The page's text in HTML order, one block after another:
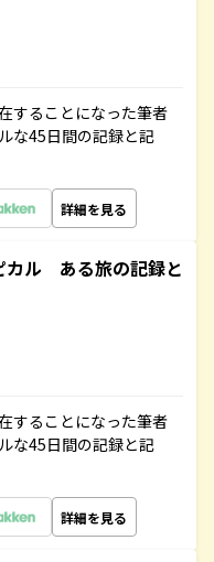
することになった筆者
な45日間の記録と記
詳細を見る
カル ある旅の記録と
することになった筆者
な45日間の記録と記
詳細を見る